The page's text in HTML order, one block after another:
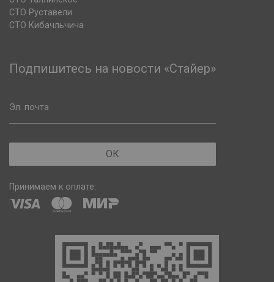
СТО Руставели
СТО Кибачльчича
Подпишитесь на новости «Стайер»
Эл. почта
ОК
Принимаем к оплате: